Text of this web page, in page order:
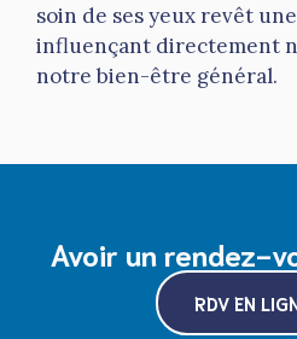
soin de ses yeux revêt
influençant directement
notre bien-être général.
Avoir un rendez-
RDV EN